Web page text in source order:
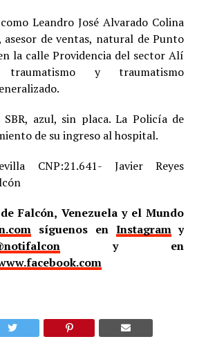
Leandro José Alvarado Colina
asesor de ventas, natural de Punto
la calle Providencia del sector Alí
y traumatismo
SBR, azul, sin placa. La Policía de
de su ingreso al hospital.
CNP:21.641- Javier Reyes
Falcón, Venezuela y el Mundo
síguenos en Instagramy
y en